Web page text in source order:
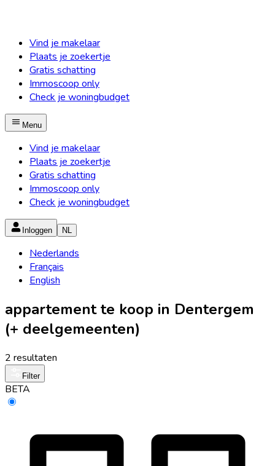
Vind je makelaar
Plaats je zoekertje
Gratis schatting
Immoscoop only
Check je woningbudget
Menu
Vind je makelaar
Plaats je zoekertje
Gratis schatting
Immoscoop only
Check je woningbudget
Inloggen NL
Nederlands
Français
English
appartement te koop in Dentergem
(+ deelgemeenten)
2 resultaten
Filter
BETA